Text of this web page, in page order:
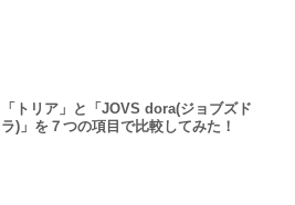
「トリア」と「JOVS dora(ジョブズド
ラ)」を７つの項目で比較してみた！